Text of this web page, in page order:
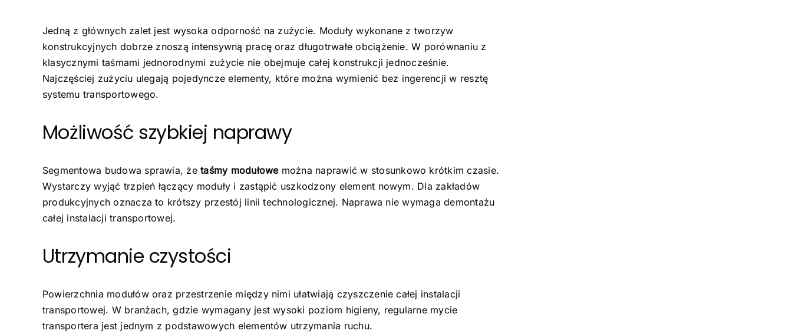
Jedną z głównych zalet jest wysoka odporność na zużycie. Moduły wykonane z tworzyw
konstrukcyjnych dobrze znoszą intensywną pracę oraz długotrwałe obciążenie. W porównaniu z
klasycznymi taśmami jednorodnymi zużycie nie obejmuje całej konstrukcji jednocześnie.
Najczęściej zużyciu ulegają pojedyncze elementy, które można wymienić bez ingerencji w resztę
systemu transportowego.
Możliwość szybkiej naprawy
Segmentowa budowa sprawia, żetaśmy modułowemożna naprawić w stosunkowo krótkim czasie.
Wystarczy wyjąć trzpień łączący moduły i zastąpić uszkodzony element nowym. Dla zakładów
produkcyjnych oznacza to krótszy przestój linii technologicznej. Naprawa nie wymaga demontażu
całej instalacji transportowej.
Utrzymanie czystości
Powierzchnia modułów oraz przestrzenie między nimi ułatwiają czyszczenie całej instalacji
transportowej. W branżach, gdzie wymagany jest wysoki poziom higieny, regularne mycie
transportera jest jednym z podstawowych elementów utrzymania ruchu.